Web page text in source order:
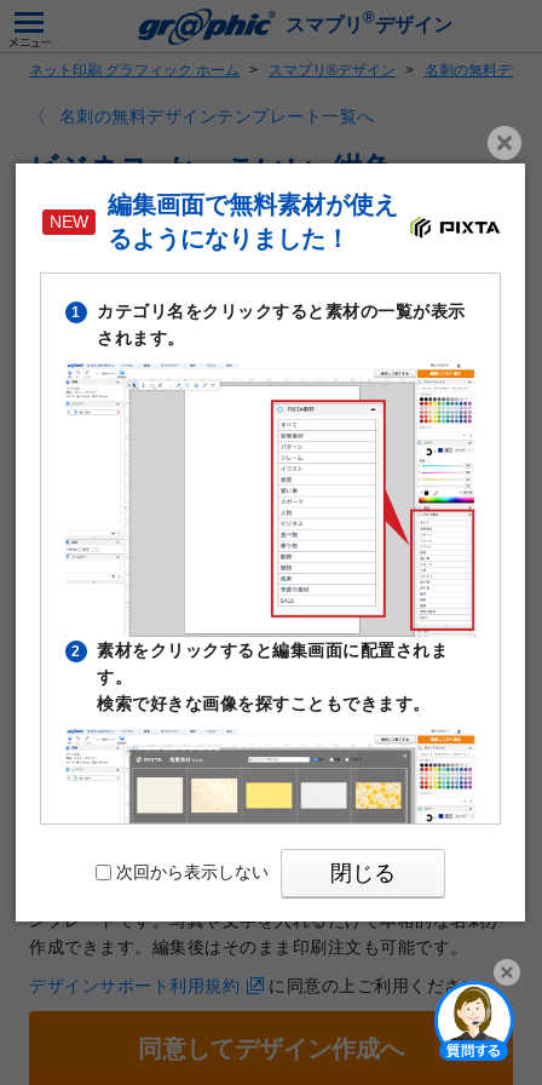
スマプリ ®デザイン
ネット印刷 グラフィック ホーム スマプリ®デザイン 名刺の無料デザ
名刺の無料デザインテンプレート一覧へ
ビジネス_かっこいい_紺色
テンプレートNo.21495
商品：名刺
欧米名刺サイズ（51x89mm）
「かっこいい」がテーマの名刺作成に使える無料デザインテ
ンプレートです。写真や文字を入れるだけで本格的な名刺が
作成できます。編集後はそのまま印刷注文も可能です。
デザインサポート利用規約
に同意の上ご利用ください。
同意してデザイン作成へ
編集画面で無料素材が使え
るようになりました！
1
カテゴリ名をクリックすると素材の一覧が表示
されます。
2
素材をクリックすると編集画面に配置されま
す。
検索で好きな画像を探すこともできます。
PIXTAの透かし文字は印刷時に消えますのでご
安心ください。
次回から表示しない 閉じる
開く